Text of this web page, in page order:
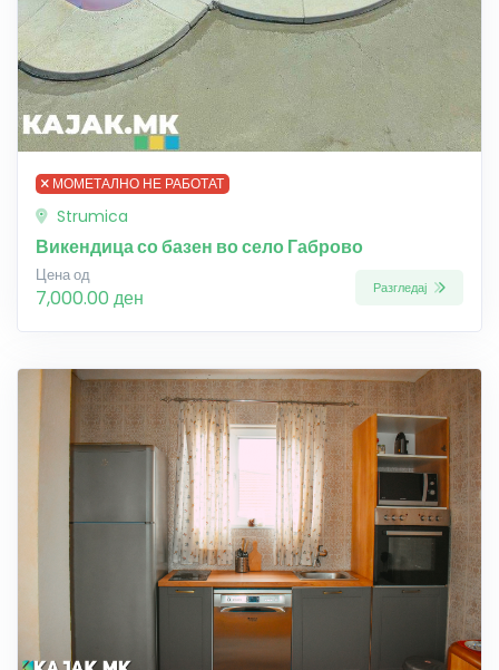
МОМЕТАЛНО НЕ РАБОТАТ
Strumica
Викендица со базен во село Габрово
Цена од
7,000.00 ден Разгледај